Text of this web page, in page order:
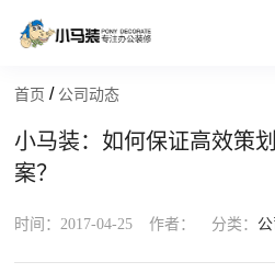
首页 / 公司动态
小马装：如何保证高效策
案？
时间：2017-04-25 作者： 分类：